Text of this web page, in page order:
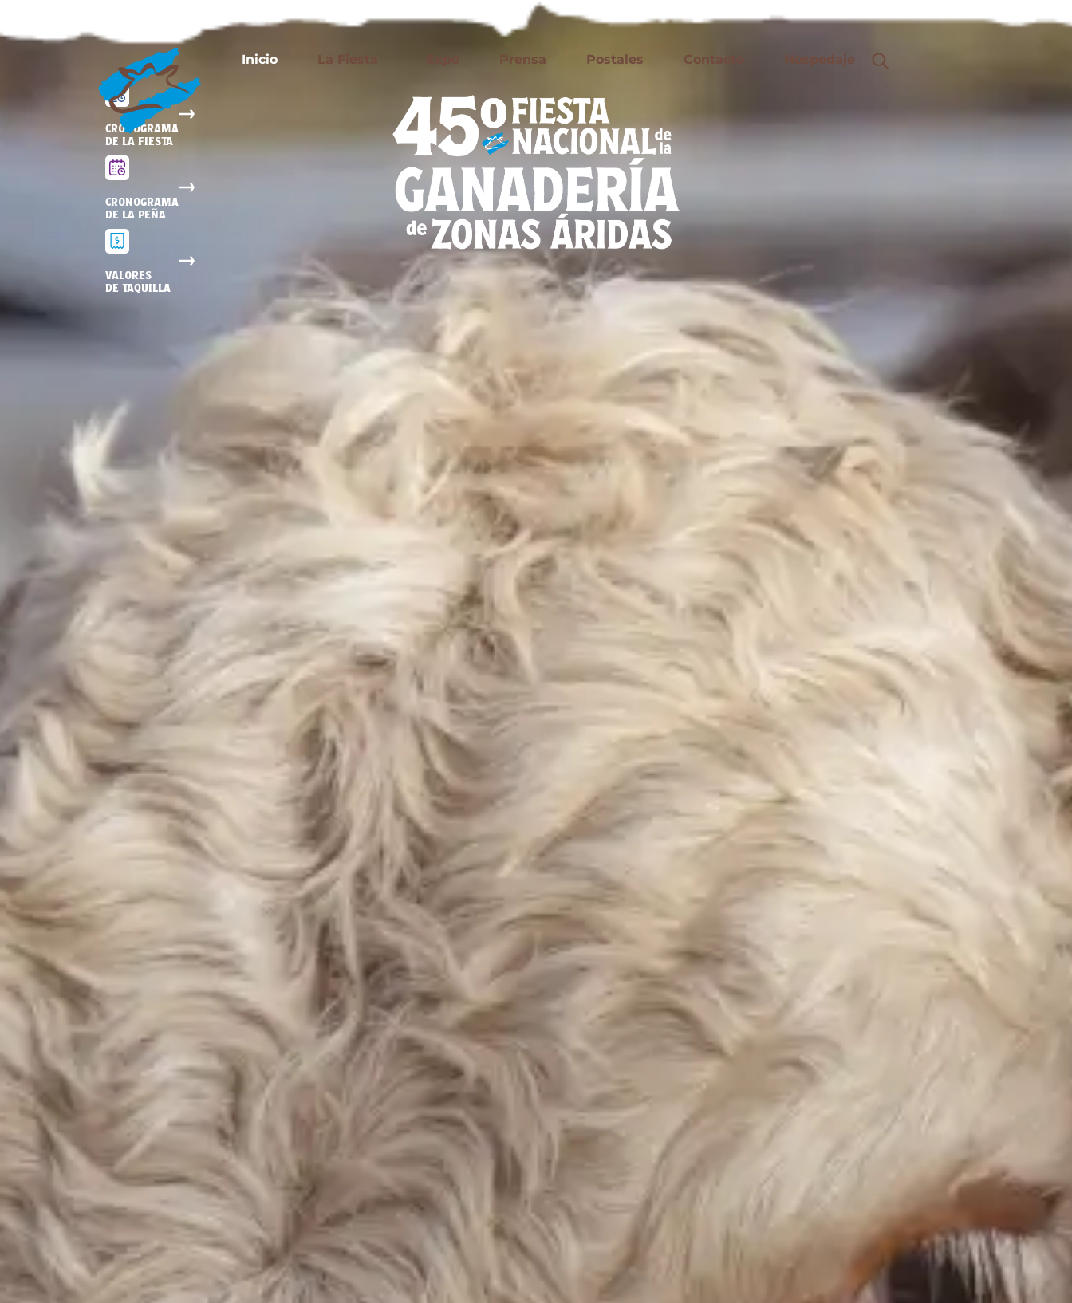
Inicio La Fiesta Prensa Postales Contacto Hospedaje
CRONOGRAMA
DE LA FIESTA
CRONOGRAMA
DE LA PEÑA
VALORES
DE TAQUILLA